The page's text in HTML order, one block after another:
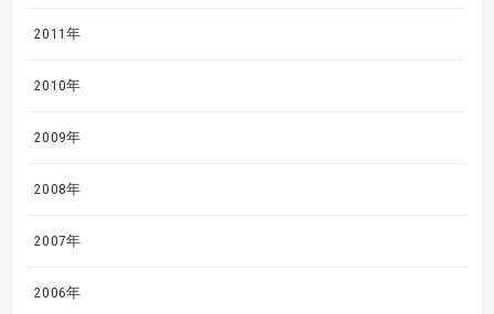
2011年
2010年
2009年
2008年
2007年
2006年